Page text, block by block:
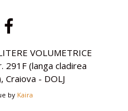
VOLUMETRICE
291F (langa cladirea
Craiova - DOLJ
by Kaira